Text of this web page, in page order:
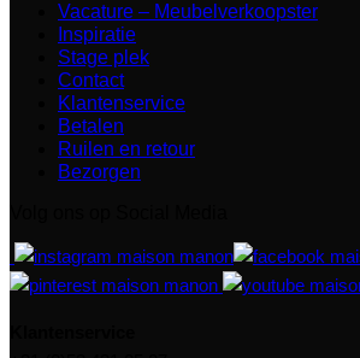
Vacature – Meubelverkoopster
Inspiratie
Stage plek
Contact
Klantenservice
Betalen
Ruilen en retour
Bezorgen